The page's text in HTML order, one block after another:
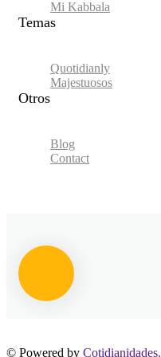
Mi Kabbala
Temas
Quotidianly
Majestuosos
Otros
Blog
Contact
© Powered by Cotidianidades.